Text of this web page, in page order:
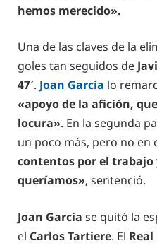
hemos merecido».
Una de las claves de la
goles tan seguidos de
47′. Joan Garcia lo
«apoyo de la afición,
locura». En la segunda
un poco más, pero no en
contentos por el trabajo
queríamos», sentenció.
Joan Garcia se quitó la
el Carlos Tartiere. El